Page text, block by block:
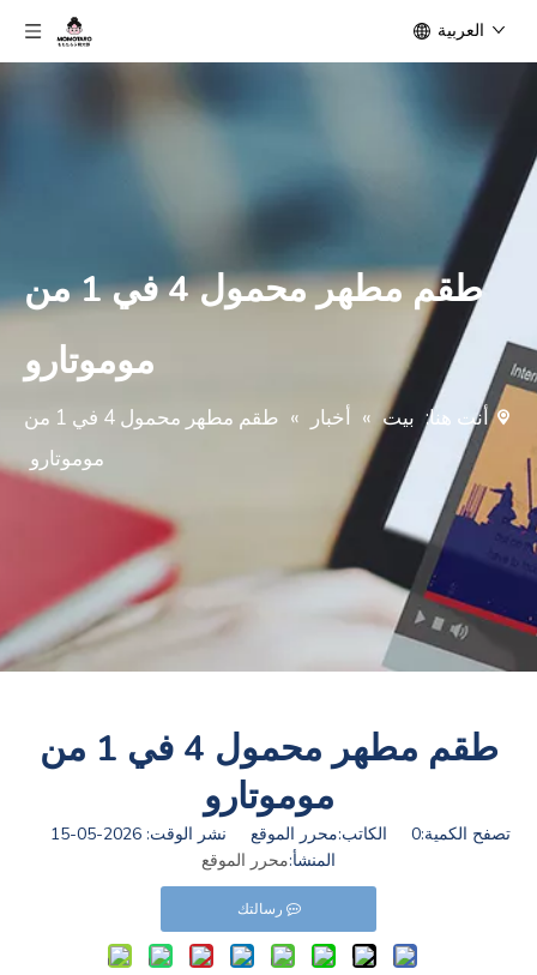
العربية
طقم مطهر محمول 4 في 1 من
موموتارو
أنت هنا: بيت » أخبار »
طقم مطهر محمول 4 في 1 من
موموتارو
طقم مطهر محمول 4 في 1 من
موموتارو
تصفح الكمية:0
المنشأ:محرر الموقع
رسالتك